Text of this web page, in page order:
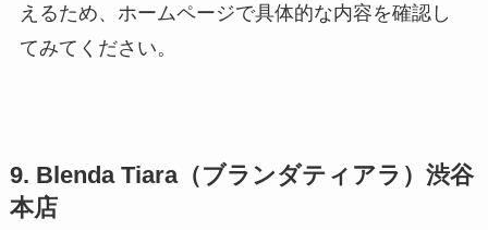
えるため、ホームページで具体的な内容を確認し
てみてください。
9. Blenda Tiara（ブランダティアラ）渋谷
本店